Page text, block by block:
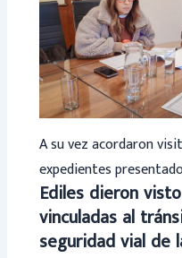
A su vez acordaron
expedientes
Ediles dieron
vinculadas al
seguridad vial de